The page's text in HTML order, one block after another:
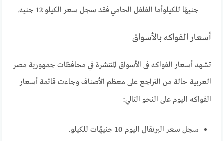
جنيهًا للكيلوأما الفلفل الحامي فقد سجل سعر الكيلو 12 جنيه.
أسعار الفواكه بالأسواق
تشهد أسعار الفواكه في الأسواق المنتشرة في محافظات جمهورية مصر
العربية حالة من التراجع على معظم الأصناف وجاءت قائمة أسعار
الفواكه اليوم على النحو التالي:
سجل سعر البرتقال اليوم 10 جنيهًات للكيلو.